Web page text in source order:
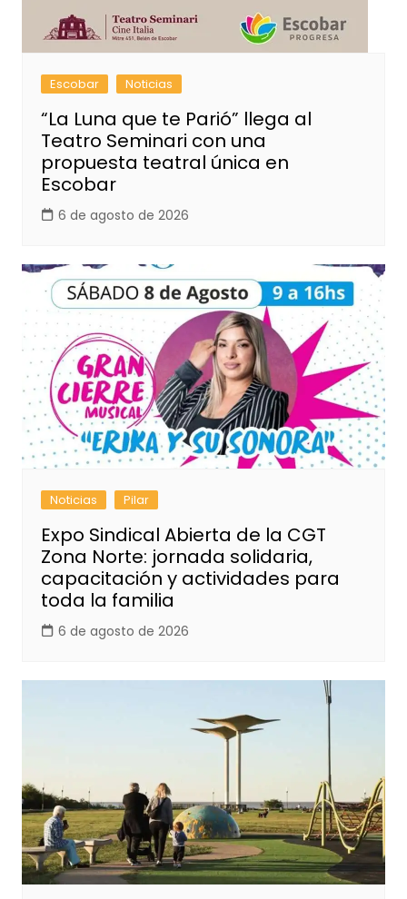
Escobar Noticias
“La Luna que te Parió” llega al
Teatro Seminari con una
propuesta teatral única en
Escobar
6 de agosto de 2026
Noticias Pilar
Expo Sindical Abierta de la CGT
Zona Norte: jornada solidaria,
capacitación y actividades para
toda la familia
6 de agosto de 2026